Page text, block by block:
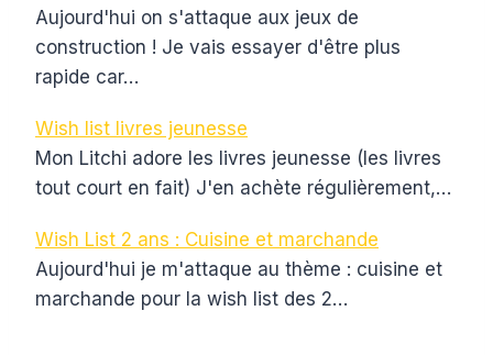
Aujourd'hui on s'attaque aux jeux de
construction ! Je vais essayer d'être plus
rapide car…
Wish list livres jeunesse
Mon Litchi adore les livres jeunesse (les livres
tout court en fait) J'en achète régulièrement,…
Wish List 2 ans : Cuisine et marchande
Aujourd'hui je m'attaque au thème : cuisine et
marchande pour la wish list des 2…